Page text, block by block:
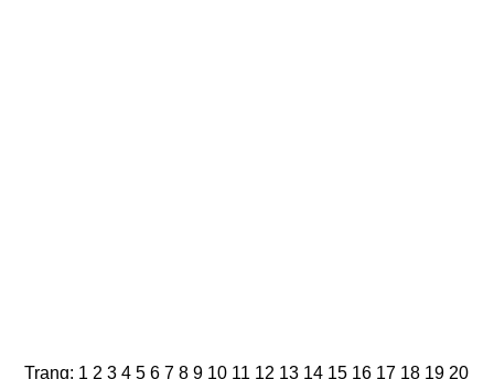
Trang: Trang
1 Trang
2 Trang
3 Trang
4 Trang
5 Trang
6 Trang
7 Trang
8 Trang
9 Trang
10 Trang
11 Trang
12 Trang
13 Trang
14 Trang
15 Trang
16 Trang
17 Trang
18 Trang
19 Trang
20